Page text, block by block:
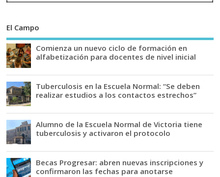
El Campo
Comienza un nuevo ciclo de formación en
alfabetización para docentes de nivel inicial
Tuberculosis en la Escuela Normal: “Se deben
realizar estudios a los contactos estrechos”
Alumno de la Escuela Normal de Victoria tiene
tuberculosis y activaron el protocolo
Becas Progresar: abren nuevas inscripciones y
confirmaron las fechas para anotarse